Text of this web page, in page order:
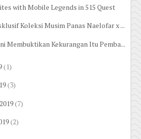
with Mobile Legends in 515 Quest
Koleksi Musim Panas Naelofar x ...
Membuktikan Kekurangan Itu Pemba...
(1)
(3)
(7)
(2)